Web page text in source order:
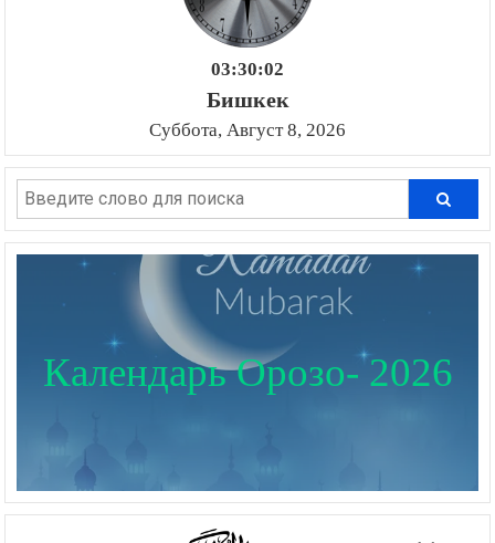
03:30:04
Бишкек
Суббота, Август 8, 2026
Календарь Орозо- 2026